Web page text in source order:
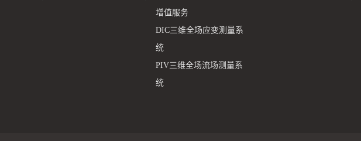
增值服务
DIC三维全场应变测量系
统
PIV三维全场流场测量系
统